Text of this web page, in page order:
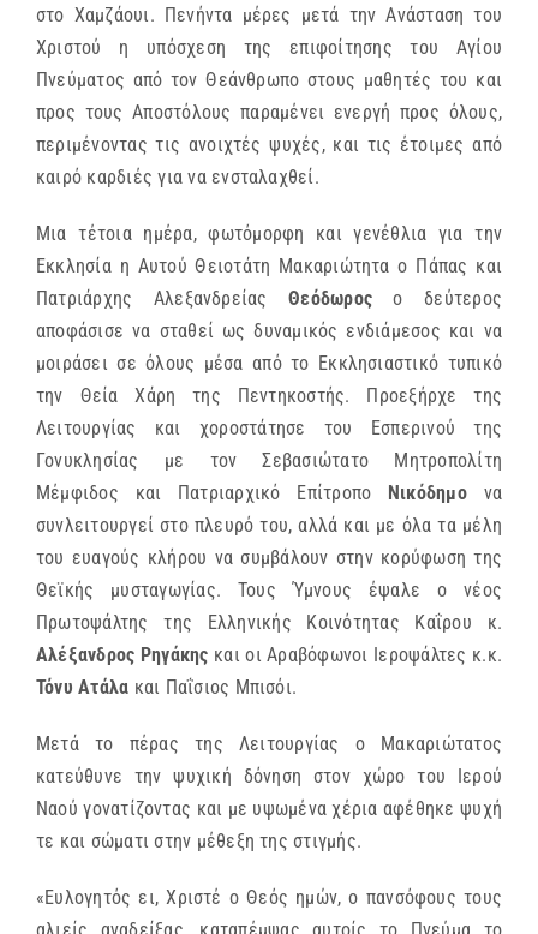
στο Χαμζάουι. Πενήντα μέρες μετά την Ανάσταση του
Χριστού η υπόσχεση της επιφοίτησης του Αγίου
Πνεύματος από τον Θεάνθρωπο στους μαθητές του και
προς τους Αποστόλους παραμένει ενεργή προς όλους,
περιμένοντας τις ανοιχτές ψυχές, και τις έτοιμες από
καιρό καρδιές για να ενσταλαχθεί.
Μια τέτοια ημέρα, φωτόμορφη και γενέθλια για την
Εκκλησία η Αυτού Θειοτάτη Μακαριώτητα ο Πάπας και
Πατριάρχης ΑλεξανδρείαςΘεόδωρος ο δεύτερος
αποφάσισε να σταθεί ως δυναμικός ενδιάμεσος και να
μοιράσει σε όλους μέσα από το Εκκλησιαστικό τυπικό
την Θεία Χάρη της Πεντηκοστής. Προεξήρχε της
Λειτουργίας και χοροστάτησε του Εσπερινού της
Γονυκλησίας με τον Σεβασιώτατο Μητροπολίτη
Μέμφιδος και Πατριαρχικό Επίτροπο Νικόδημονα
συνλειτουργεί στο πλευρό του, αλλά και με όλα τα μέλη
του ευαγούς κλήρου να συμβάλουν στην κορύφωση της
Θεϊκής μυσταγωγίας. Τους Ύμνους έψαλε ο νέος
Πρωτοψάλτης της Ελληνικής Κοινότητας Καΐρου κ.
Αλέξανδρος Ρηγάκης και οι Αραβόφωνοι Ιεροψάλτες κ.κ.
Τόνυ Ατάλα και Παΐσιος Μπισόι.
Μετά το πέρας της Λειτουργίας ο Μακαριώτατος
κατεύθυνε την ψυχική δόνηση στον χώρο του Ιερού
Ναού γονατίζοντας και με υψωμένα χέρια αφέθηκε ψυχή
τε και σώματι στην μέθεξη της στιγμής.
«Ευλογητός ει, Χριστέ ο Θεός ημών, ο πανσόφους τους